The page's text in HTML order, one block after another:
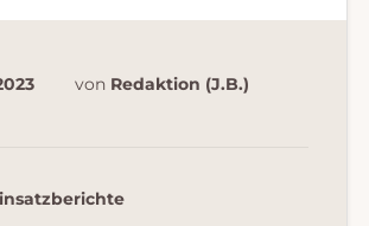
von Redaktion (J.B.)